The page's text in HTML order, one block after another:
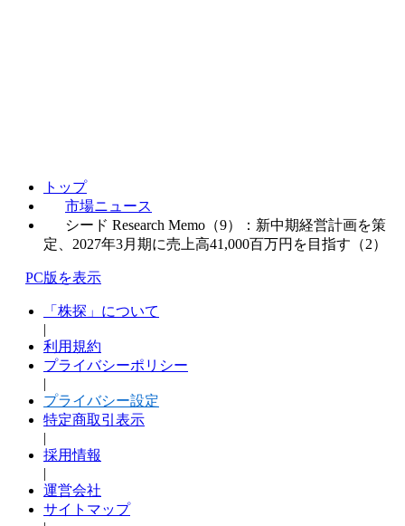
トップ
市場ニュース
シード Research Memo（9）：新中期経営計画を策
定、2027年3月期に売上高41,000百万円を目指す（2）
PC版を表示
「株探」について
|
利用規約
プライバシーポリシー
|
プライバシー設定
特定商取引表示
|
採用情報
|
運営会社
サイトマップ